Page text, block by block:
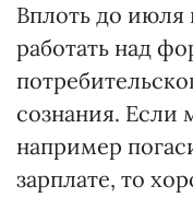
Вплоть до июля
работать над
сознания. Если
например
зарплате, то